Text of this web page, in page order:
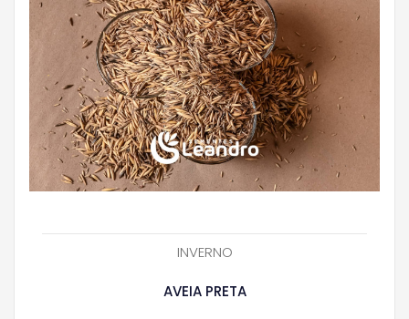
INVERNO
AVEIA PRETA